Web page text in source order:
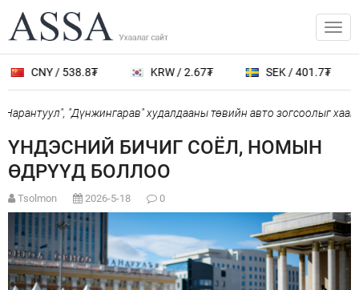
CNY / 538.8₮ KRW / 2.67₮ SEK / 401.7₮
"Дүнжингарав" худалдааны төвийн авто зогсоолыг хаана
ҮНДЭСНИЙ БИЧИГ СОЁЛ, НОМЫН
ӨДРҮҮД БОЛЛОО
Tsolmon 2026-5-18 0